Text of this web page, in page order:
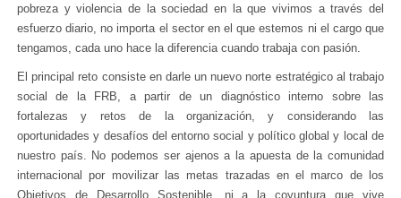
pobreza y violencia de la sociedad en la que vivimos a través del
esfuerzo diario, no importa el sector en el que estemos ni el cargo que
tengamos, cada uno hace la diferencia cuando trabaja con pasión.
El principal reto consiste en darle un nuevo norte estratégico al trabajo
social de la FRB, a partir de un diagnóstico interno sobre las
fortalezas y retos de la organización, y considerando las
oportunidades y desafíos del entorno social y político global y local de
nuestro país. No podemos ser ajenos a la apuesta de la comunidad
internacional por movilizar las metas trazadas en el marco de los
Objetivos de Desarrollo Sostenible, ni a la coyuntura que vive